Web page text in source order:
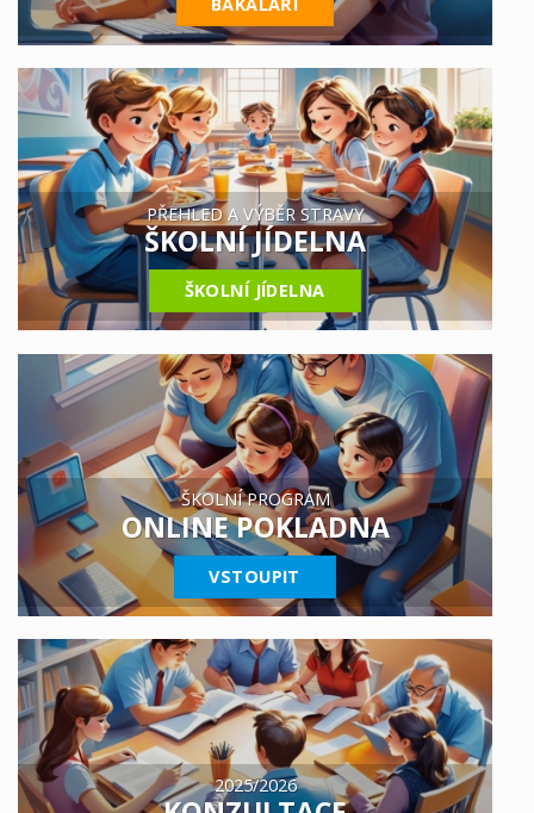
BAKALÁŘI
PŘEHLED A VÝBĚR STRAVY
ŠKOLNÍ JÍDELNA
ŠKOLNÍ JÍDELNA
ŠKOLNÍ PROGRAM
ONLINE POKLADNA
VSTOUPIT
2025/2026